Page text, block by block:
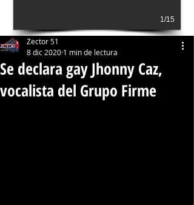
1/15
Se declara gay Jhonny Caz,
vocalista del Grupo Firme
Zector 51
8 dic 2020 1 min de lectura